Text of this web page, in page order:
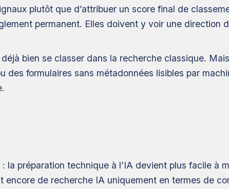
plutôt que d’attribuer un score final de
permanent. Elles doivent y voir une direction
bien se classer dans la recherche classique.
des formulaires sans métadonnées lisibles par
la préparation technique à l’IA devient plus facile à
de recherche IA uniquement en termes de